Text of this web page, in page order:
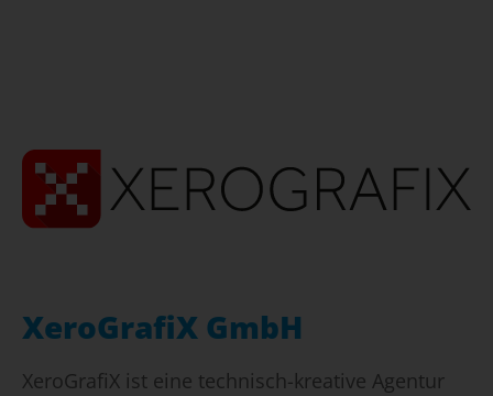
XeroGrafiX GmbH
XeroGrafiX ist eine technisch-kreative Agentur